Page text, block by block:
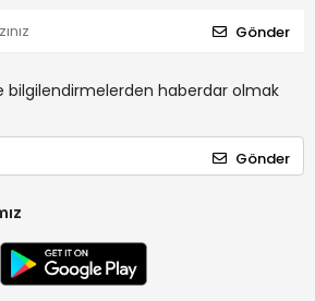
Gönder
bilgilendirmelerden haberdar olmak
Gönder